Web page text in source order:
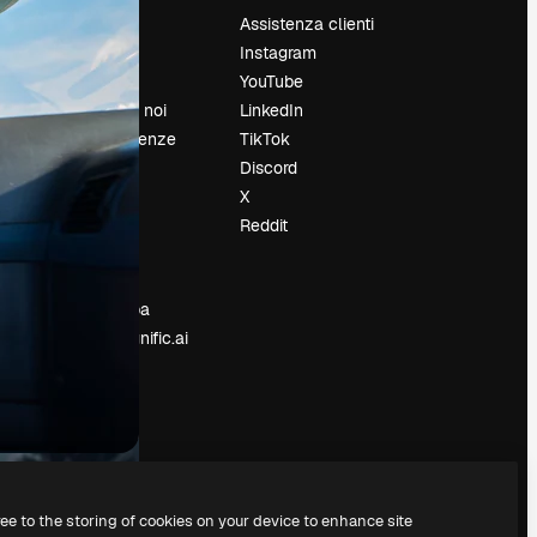
Chi siamo
Recensioni
Lavora con noi
Cerca tendenze
Blog
Sala stampa
Cerchi magnific.ai
Assistenza clienti
Instagram
YouTube
LinkedIn
TikTok
Discord
X
Reddit
to the storing of cookies on your device to enhance site